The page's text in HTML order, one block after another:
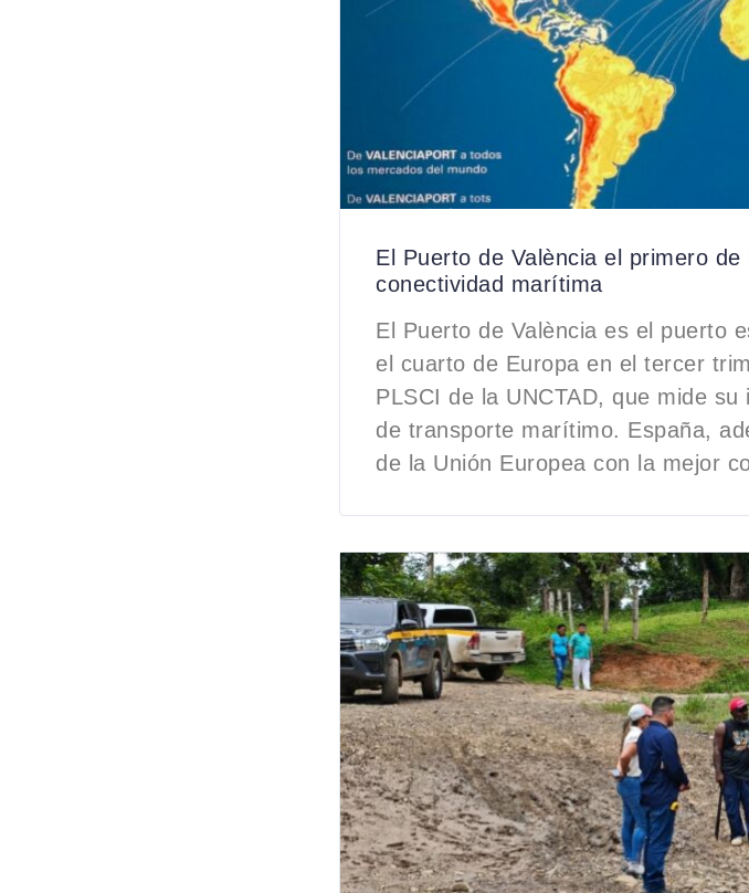
El Puerto de València el primero
conectividad marítima
El Puerto de València es el puerto
el cuarto de Europa en el tercer
PLSCI de la UNCTAD, que mide
de transporte marítimo. España,
de la Unión Europea con la mejor